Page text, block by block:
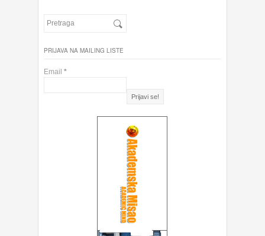
PRIJAVA NA MAILING LISTE
Email *